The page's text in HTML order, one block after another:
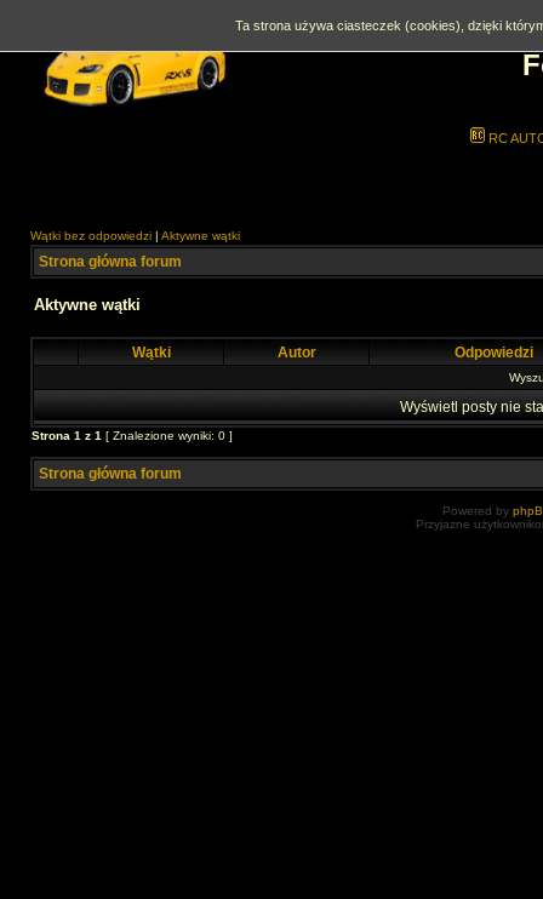
RC
Wątki bez odpowiedzi | Aktywne wątki
Strona główna forum
Aktywne wątki
Wątki Autor Odpowiedzi
Wyświetl posty nie
Strona 1 z 1 [ Znalezione wyniki: 0 ]
Strona główna forum
Powered by
Przyjazne
Ta strona używa ciasteczek (cookies), dzięki